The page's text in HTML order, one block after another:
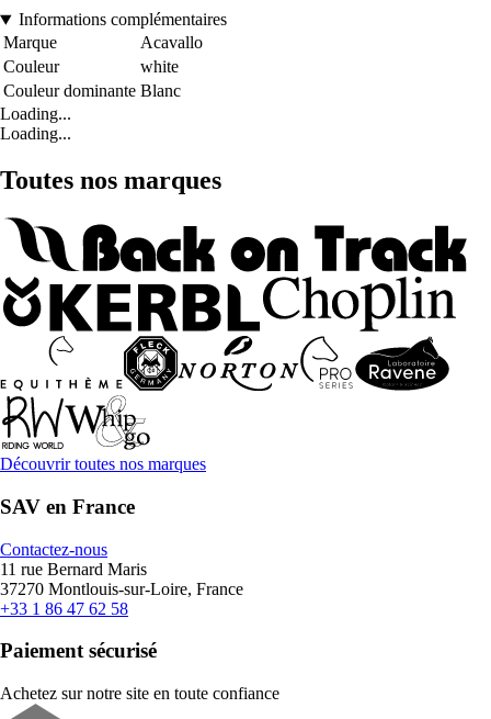
Informations complémentaires
Marque
Acavallo
Couleur
white
Couleur dominante Blanc
Loading...
Loading...
Toutes nos marques
Découvrir toutes nos marques
SAV en France
Contactez-nous
11 rue Bernard Maris
37270 Montlouis-sur-Loire, France
+33 1 86 47 62 58
Paiement sécurisé
Achetez sur notre site en toute confiance